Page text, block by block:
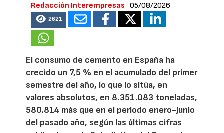
Redacción Interempresas 05/08/2026
2621
El consumo de cemento en España ha
crecido un 7,5 % en el acumulado del primer
semestre del año, lo que lo sitúa, en
valores absolutos, en 8.351.083 toneladas,
580.814 más que en el periodo enero-junio
del pasado año, según las últimas cifras